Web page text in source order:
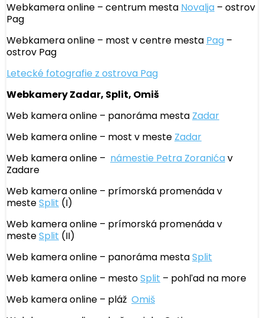
Webkamera online – centrum mesta Novalja – ostrov
Pag
Webkamera online – most v centre mesta Pag –
ostrov Pag
Letecké fotografie z ostrova Pag
Webkamery Zadar, Split, Omiš
Web kamera online – panoráma mesta Zadar
Web kamera online – most v meste Zadar
Web kamera online – námestie Petra Zoranićav
Zadare
Web kamera online – prímorská promenáda v
mesteSplit (I)
Web kamera online – prímorská promenáda v
mesteSplit (II)
Web kamera online – panoráma mestaSplit
Web kamera online – mestoSplit – pohľad na more
Web kamera online – pláž Omiš